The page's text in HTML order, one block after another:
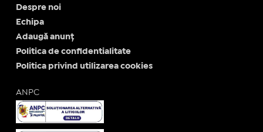
Despre noi
Echipa
Adaugă anunț
Politica de confidentialitate
Politica privind utilizarea cookies
ANPC